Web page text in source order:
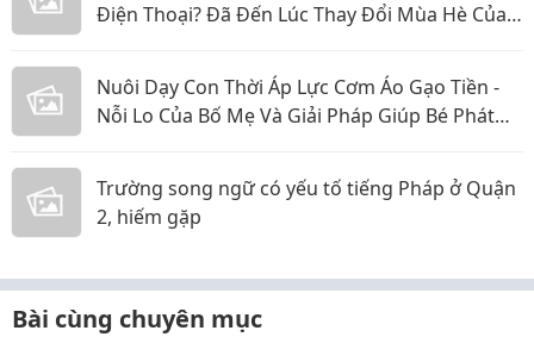
Điện Thoại? Đã Đến Lúc Thay Đổi Mùa Hè Của
Nuôi Dạy Con Thời Áp Lực Cơm Áo Gạo Tiền -
Nỗi Lo Của Bố Mẹ Và Giải Pháp Giúp Bé Phát
Trường song ngữ có yếu tố tiếng Pháp ở Quận
2, hiếm gặp
Bài cùng chuyên mục